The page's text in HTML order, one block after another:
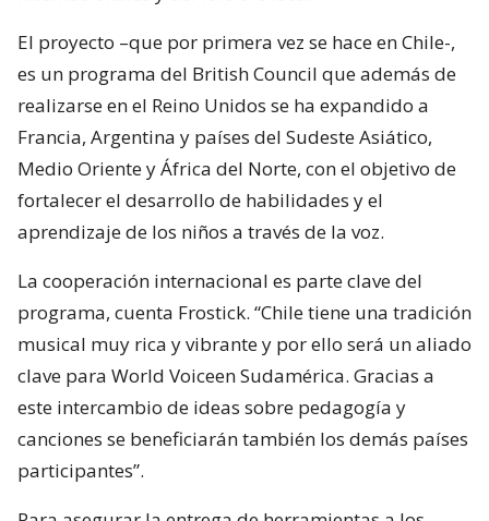
El proyecto –que por primera vez se hace en Chile-,
es un programa del British Council que además de
realizarse en el Reino Unidos se ha expandido a
Francia, Argentina y países del Sudeste Asiático,
Medio Oriente y África del Norte, con el objetivo de
fortalecer el desarrollo de habilidades y el
aprendizaje de los niños a través de la voz.
La cooperación internacional es parte clave del
programa, cuenta Frostick. “Chile tiene una tradición
musical muy rica y vibrante y por ello será un aliado
clave para World Voiceen Sudamérica. Gracias a
este intercambio de ideas sobre pedagogía y
canciones se beneficiarán también los demás países
participantes”.